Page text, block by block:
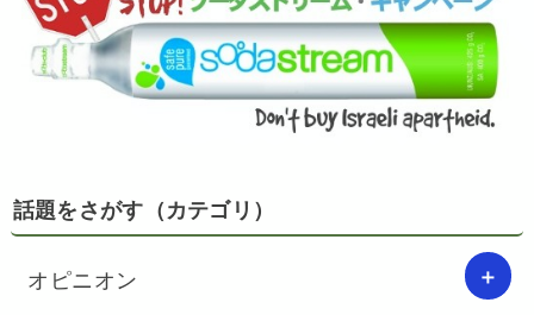
話題をさがす（カテゴリ）
オピニオン